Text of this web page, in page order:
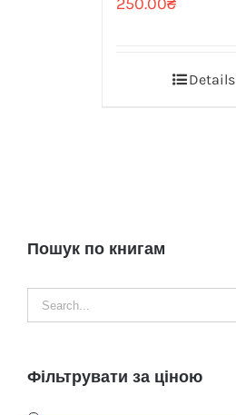
Details
Пошук по книгам
Фільтрувати за ціною